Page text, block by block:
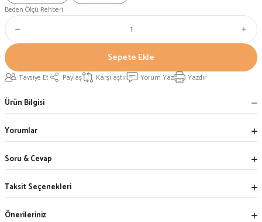
Beden Ölçü Rehberi
Sepete Ekle
Tavsiye Et Paylaş Karşılaştır Yorum Yaz Yazdır
Ürün Bilgisi
Yorumlar
Soru & Cevap
Taksit Seçenekleri
Önerileriniz